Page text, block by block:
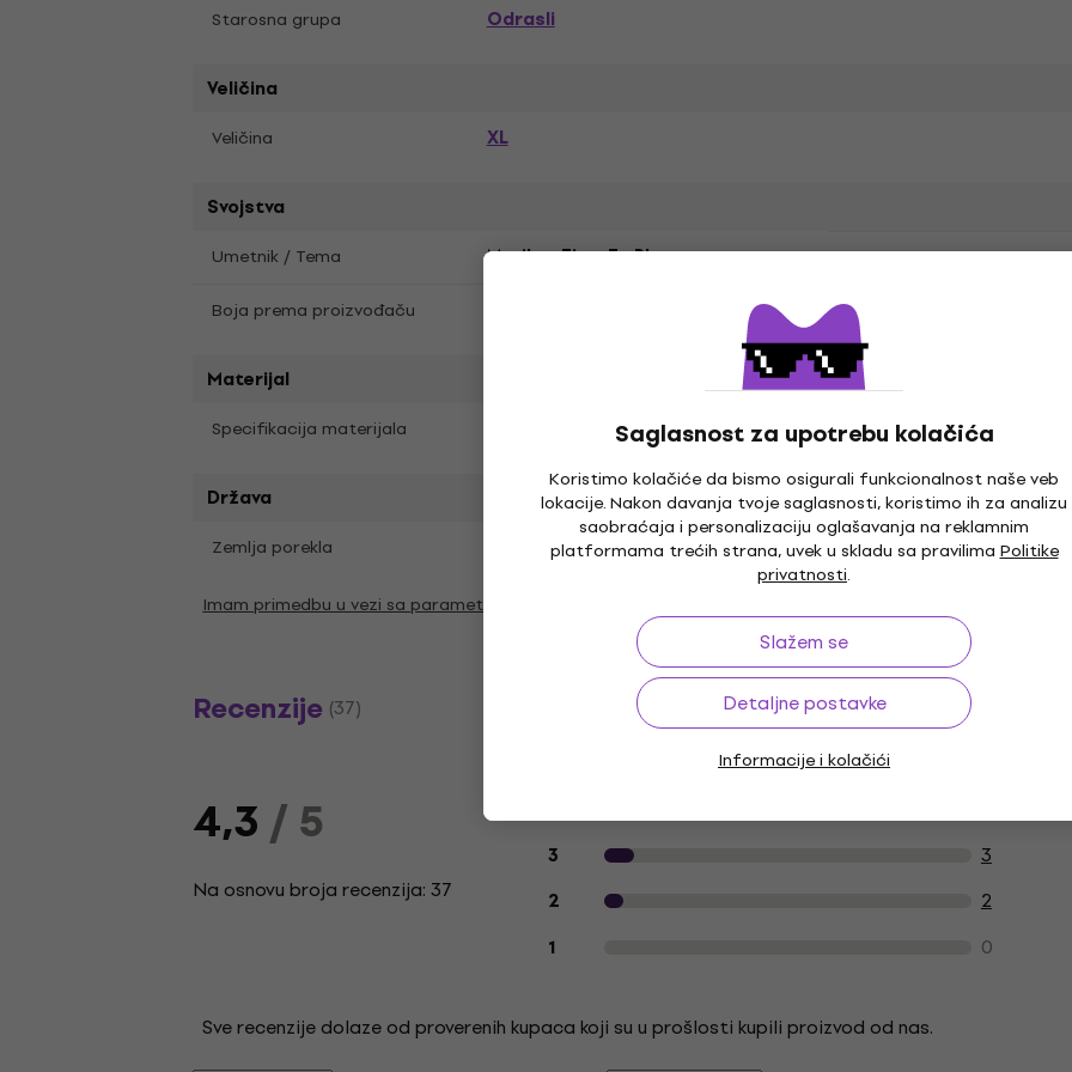
Saglasnost za upotrebu kolačića
Koristimo kolačiće da bismo osigurali funkcionalnost naše veb
lokacije. Nakon davanja tvoje saglasnosti, koristimo ih za analizu
saobraćaja i personalizaciju oglašavanja na reklamnim
platformama trećih strana, uvek u skladu sa pravilimaPolitike
privatnosti.
Slažem se
Detaljne postavke
Informacije i kolačići
Starosna grupa Odrasli
Veličina
Veličina XL
Svojstva
Umetnik / Tema Muziker, Time To Play
Boja
Boja prema proizvođaču
Materijal
Specifikacija materijala Pamuk (70 %), Poliester (30 %)
Država
Zemlja porekla
Imam primedbu u vezi sa parametrima
Recenzije (37)
4,3/ 5
Na osnovu broja recenzija: 37
Recenzije kupaca o proizvodu
3 3
2 2
1 0
Sve recenzije dolaze od proverenih kupaca koji su u prošlosti kupili proizvod od nas.